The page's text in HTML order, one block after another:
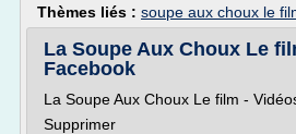
Thèmes liés : soupe aux choux le
La Soupe Aux Choux Le
Facebook
La Soupe Aux Choux Le film -
Supprimer